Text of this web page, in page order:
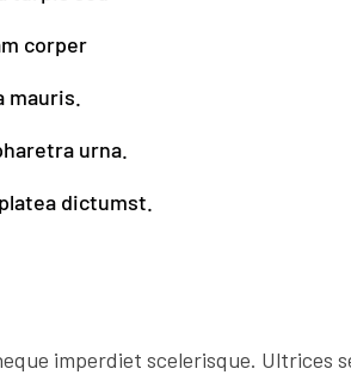
corper
mauris.
urna.
dictumst.
imperdiet scelerisque. Ultrices